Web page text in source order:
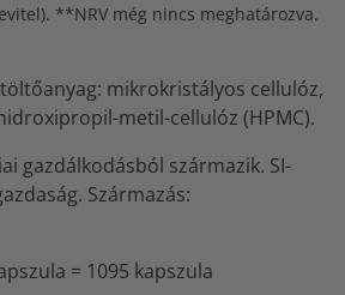
**NRV még nincs meghatározva.
mikrokristályos cellulóz,
metil-cellulóz (HPMC).
gazdálkodásból származik. SI-
Származás:
= 1095 kapszula